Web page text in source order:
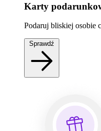
Karty
Podaruj bliskiej osobie